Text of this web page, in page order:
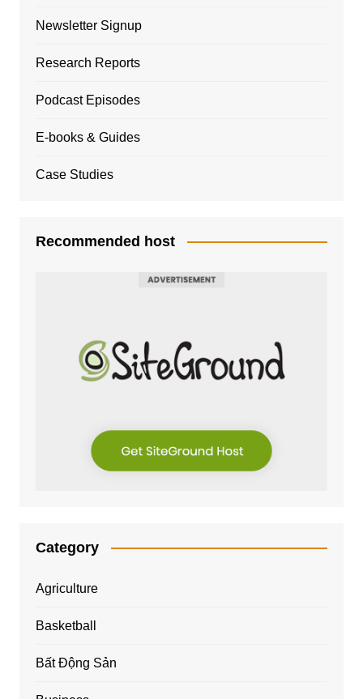
Newsletter Signup
Research Reports
Podcast Episodes
E-books & Guides
Case Studies
Recommended host
Category
Agriculture
Basketball
Bất Động Sản